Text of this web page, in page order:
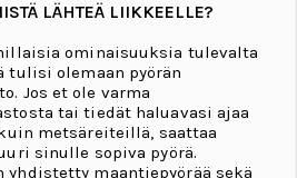
LÄHTEÄ LIIKKEELLE?
ominaisuuksia tulevalta
tulisi olemaan pyörän
Jos et ole varma
tai tiedät haluavasi ajaa
metsäreiteillä, saattaa
sinulle sopiva pyörä.
yhdistetty maantiepyörää sekä